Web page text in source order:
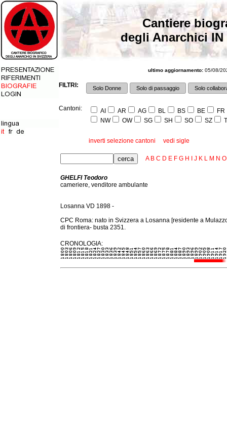
Cantiere
degli Anarchici IN
ultimo aggiornamento: 05/08/
FILTRI: Solo Donne Solo di passaggio Solo
Cantoni: AI AR AG BL BS BE
FR
NW
OW SG SH SO SZ
inverti selezione cantoni vedi sigle
A B C D E F G H J K L M N O
GHELFI Teodoro
cameriere, venditore ambulante
Losanna VD 1898 -
CPC Roma: nato in Svizzera a Losanna [residente a
di frontiera- busta 2351.
CRONOLOGIA: